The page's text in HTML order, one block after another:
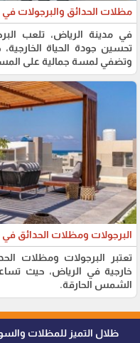
مظلات الحدائق والبرجولات في
في مدينة الرياض، تلعب
تحسين جودة الحياة
وتضفي لمسة جمالية على
البرجولات ومظلات الحدائق في
تعتبر البرجولات ومظلات
خارجية في الرياض، حيث
الشمس الحارقة.